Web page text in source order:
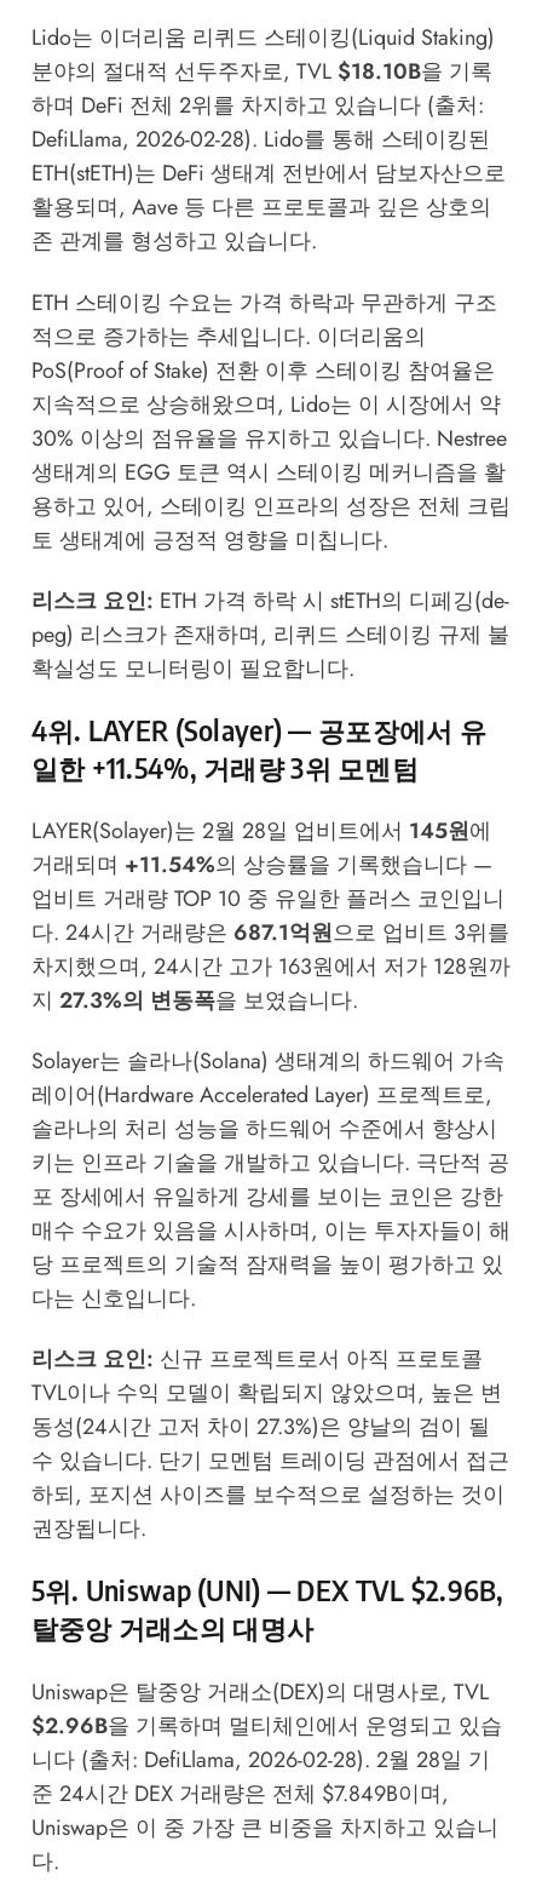
Lido는 이더리움 리퀴드 스테이킹(Liquid Staking)
분야의 절대적 선두주자로, TVL $18.10B을 기록
하며 DeFi 전체 2위를 차지하고 있습니다 (출처:
DefiLlama, 2026-02-28). Lido를 통해 스테이킹된
ETH(stETH)는 DeFi 생태계 전반에서 담보자산으로
활용되며, Aave 등 다른 프로토콜과 깊은 상호의
존 관계를 형성하고 있습니다.
ETH 스테이킹 수요는 가격 하락과 무관하게 구조
적으로 증가하는 추세입니다. 이더리움의
PoS(Proof of Stake) 전환 이후 스테이킹 참여율은
지속적으로 상승해왔으며, Lido는 이 시장에서 약
30% 이상의 점유율을 유지하고 있습니다. Nestree
생태계의 EGG 토큰 역시 스테이킹 메커니즘을 활
용하고 있어, 스테이킹 인프라의 성장은 전체 크립
토 생태계에 긍정적 영향을 미칩니다.
리스크 요인: ETH 가격 하락 시 stETH의 디페깅(de-
peg) 리스크가 존재하며, 리퀴드 스테이킹 규제 불
확실성도 모니터링이 필요합니다.
4위. LAYER (Solayer) — 공포장에서 유
일한 +11.54%, 거래량 3위 모멘텀
LAYER(Solayer)는 2월 28일 업비트에서 145원에
거래되며 +11.54%의 상승률을 기록했습니다 —
업비트 거래량 TOP 10 중 유일한 플러스 코인입니
다. 24시간 거래량은 687.1억원으로 업비트 3위를
차지했으며, 24시간 고가 163원에서 저가 128원까
지 27.3%의 변동폭을 보였습니다.
Solayer는 솔라나(Solana) 생태계의 하드웨어 가속
레이어(Hardware Accelerated Layer) 프로젝트로,
솔라나의 처리 성능을 하드웨어 수준에서 향상시
키는 인프라 기술을 개발하고 있습니다. 극단적 공
포 장세에서 유일하게 강세를 보이는 코인은 강한
매수 수요가 있음을 시사하며, 이는 투자자들이 해
당 프로젝트의 기술적 잠재력을 높이 평가하고 있
다는 신호입니다.
리스크 요인: 신규 프로젝트로서 아직 프로토콜
TVL이나 수익 모델이 확립되지 않았으며, 높은 변
동성(24시간 고저 차이 27.3%)은 양날의 검이 될
수 있습니다. 단기 모멘텀 트레이딩 관점에서 접근
하되, 포지션 사이즈를 보수적으로 설정하는 것이
권장됩니다.
5위. Uniswap (UNI) — DEX TVL $2.96B,
탈중앙 거래소의 대명사
Uniswap은 탈중앙 거래소(DEX)의 대명사로, TVL
$2.96B을 기록하며 멀티체인에서 운영되고 있습
니다 (출처: DefiLlama, 2026-02-28). 2월 28일 기
준 24시간 DEX 거래량은 전체 $7.849B이며,
Uniswap은 이 중 가장 큰 비중을 차지하고 있습니
다.